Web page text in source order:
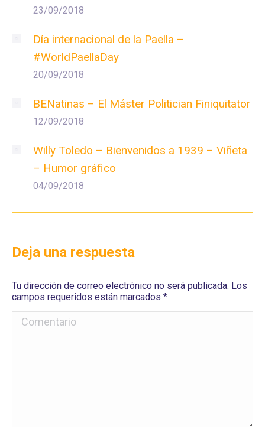
23/09/2018
Día internacional de la Paella –
#WorldPaellaDay
20/09/2018
BENatinas – El Máster Politician Finiquitator
12/09/2018
Willy Toledo – Bienvenidos a 1939 – Viñeta
– Humor gráfico
04/09/2018
Deja una respuesta
Tu dirección de correo electrónico no será publicada. Los
campos requeridos están marcados *
Comentario